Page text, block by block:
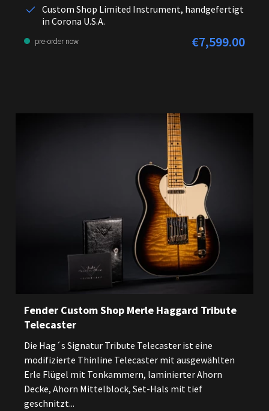
Custom Shop Limited Instrument, handgefertigt
in Corona U.S.A.
pre-order now Regular price:
€7,599.00
Fender Custom Shop Merle Haggard Tribute
Telecaster
Die Hag´s Signatur Tribute Telecaster ist eine
modifizierte Thinline Telecaster mit ausgewählten
Erle Flügel mit Tonkammern, laminierter Ahorn
Decke, Ahorn Mittelblock, Set-Hals mit tief
geschnitzt...